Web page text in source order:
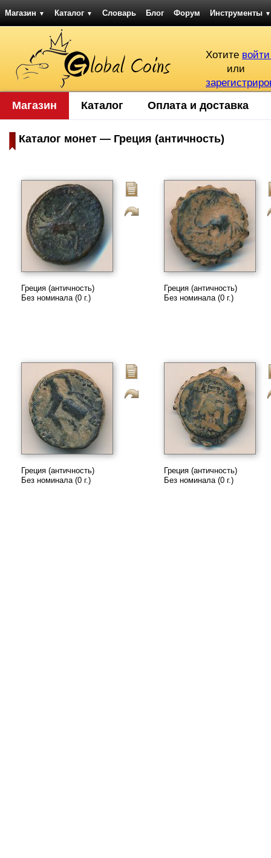
Магазин ▼ Каталог ▼ Словарь Блог Форум Инструменты ▼
Хотите
или
Магазин Каталог Оплата и доставка
Каталог монет — Греция (античность)
Греция (античность)
Без номинала (0 г.)
Греция (античность)
Без номинала (0 г.)
Греция (античность)
Без номинала (0 г.)
Греция (античность)
Без номинала (0 г.)